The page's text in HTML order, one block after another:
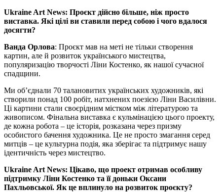
Ukraine Art News: Проєкт дійсно більше, ніж просто
виставка. Які цілі ви ставили перед собою і чого вдалося
досягти?
Ванда Орлова: Проєкт мав на меті не тільки створення
картин, але й розвиток українського мистецтва,
популяризацію творчості Ліни Костенко, як нашої сучасної
спадщини.
Ми об’єднали 70 талановитих українських художників, які
створили понад 100 робіт, натхнених поезією Ліни Василівни.
Ці картини стали своєрідним містком між літературою та
живописом. Фінальна виставка є кульмінацією цього проекту,
де кожна робота – це історія, розказана через призму
особистого бачення художника. Це не просто змагання серед
митців – це культурна подія, яка зберігає та підтримує нашу
ідентичність через мистецтво.
Ukraine Art News: Цікаво, що проект отримав особливу
підтримку Ліни Костенко та її доньки Оксани
Пахльовської. Як це вплинуло на розвиток проєкту?